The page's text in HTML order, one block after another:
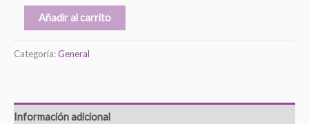
Añadir al carrito
Categoría:General
Información adicional